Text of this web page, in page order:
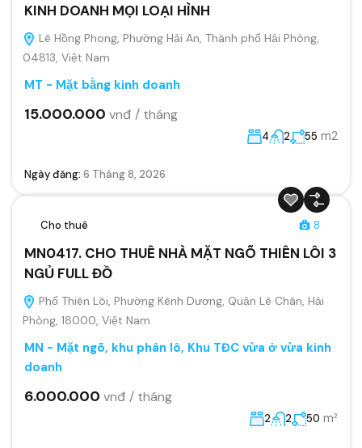
KINH DOANH MỌI LOẠI HÌNH
Lê Hồng Phong, Phường Hải An, Thành phố Hải Phòng,
04813, Việt Nam
MT - Mặt bằng kinh doanh
15.000.000 vnđ / tháng
4 2 55 m2
Ngày đăng: 6 Tháng 8, 2026
Cho thuê 8
MN0417. CHO THUÊ NHÀ MẶT NGÕ THIÊN LÔI 3
NGỦ FULL ĐỒ
Phố Thiên Lôi, Phường Kênh Dương, Quận Lê Chân, Hải
Phòng, 18000, Việt Nam
MN - Mặt ngõ, khu phân lô, Khu TĐC vừa ở vừa kinh
doanh
6.000.000 vnđ / tháng
2 2 50 m²